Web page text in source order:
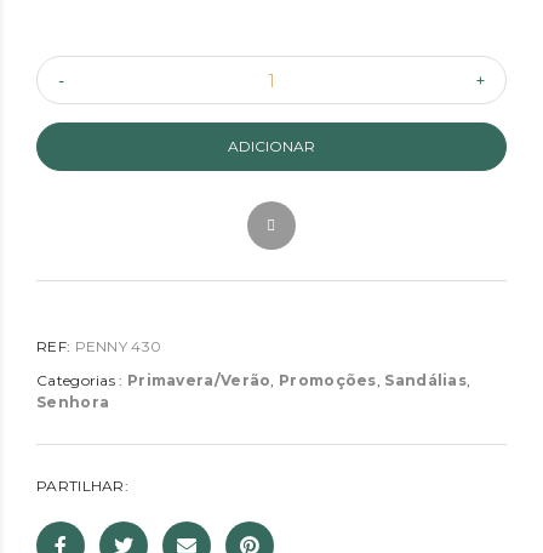
ADICIONAR
REF: PENNY 430
Categorias : Primavera/Verão, Promoções, Sandálias,
Senhora
PARTILHAR: